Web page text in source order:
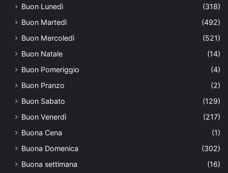
Buon Lunedì
(318)
Buon Martedì
(492)
Buon Mercoledì
(521)
Buon Natale
(14)
Buon Pomeriggio
(4)
Buon Pranzo
(2)
Buon Sabato
(129)
Buon Venerdì
(217)
Buona Cena
(1)
Buona Domenica
(302)
Buona settimana
(16)